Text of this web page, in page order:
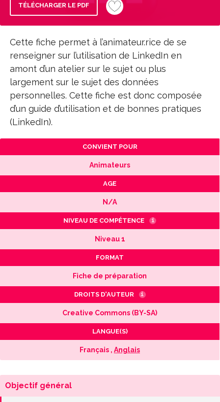
TÉLÉCHARGER LE PDF
Cette fiche permet à l’animateur.rice de se
renseigner sur l’utilisation de LinkedIn en
amont d’un atelier sur le sujet ou plus
largement sur le sujet des données
personnelles. Cette fiche est donc composée
d’un guide d’utilisation et de bonnes pratiques
(LinkedIn).
CONVIENT POUR
Animateurs
AGE
N/A
NIVEAU DE COMPÉTENCE i
Niveau 1
FORMAT
Fiche de préparation
DROITS D'AUTEUR i
Creative Commons (BY-SA)
LANGUE(S)
Français , Anglais
Objectif général